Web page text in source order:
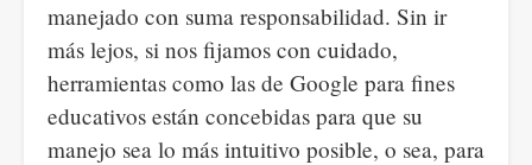
manejado con suma responsabilidad. Sin ir
más lejos, si nos fijamos con cuidado,
herramientas como las de Google para fines
educativos están concebidas para que su
manejo sea lo más intuitivo posible, o sea, para